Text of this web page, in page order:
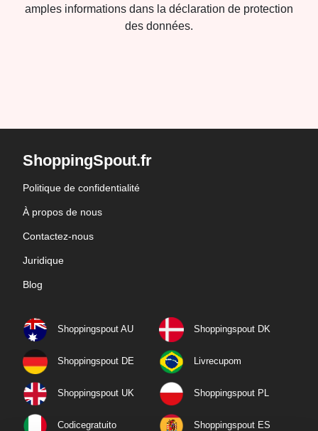
amples informations dans la déclaration de protection
des données.
ShoppingSpout.fr
Politique de confidentialité
À propos de nous
Contactez-nous
Juridique
Blog
Shoppingspout AU Shoppingspout DK
Shoppingspout DE Livrecupom
Shoppingspout UK Shoppingspout PL
Codicegratuito Shoppingspout ES